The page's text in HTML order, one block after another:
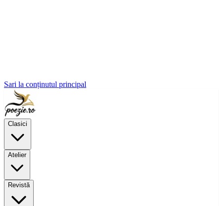
Sari la conținutul principal
Clasici
Atelier
Revistă